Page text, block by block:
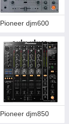
Pioneer djm600
Pioneer djm850